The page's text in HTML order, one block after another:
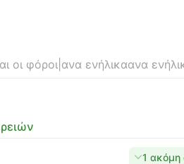
οι φόροι ανα ενήλικαανα
1